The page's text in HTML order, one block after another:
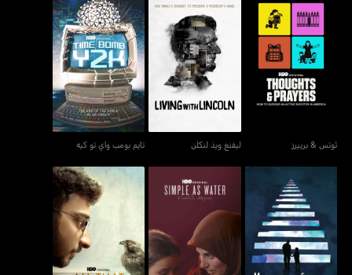
ثوتس & برييرز
ثوتس & برييرز
ليفنغ ويذ لنكلن
ليفنغ ويذ لنكلن
تايم بومب واي تو كيه
تايم بومب واي تو كيه
مونلايت سوناتا: ديفناس إن
ثري موفمنتس
بسيط كالماء أول ذات بريذيس